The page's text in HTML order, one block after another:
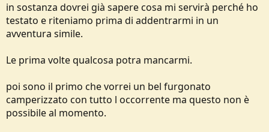
in sostanza dovrei già sapere cosa mi servirà perché ho
testato e riteniamo prima di addentrarmi in un
avventura simile.
Le prima volte qualcosa potra mancarmi.
poi sono il primo che vorrei un bel furgonato
camperizzato con tutto l occorrente ma questo non è
possibile al momento.